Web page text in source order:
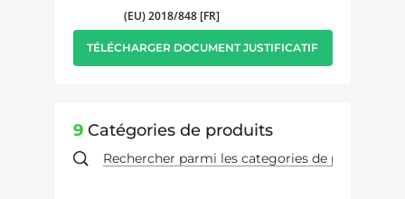
(EU) 2018/848 [FR]
TÉLÉCHARGER DOCUMENT JUSTIFICATIF
9Catégories de produits